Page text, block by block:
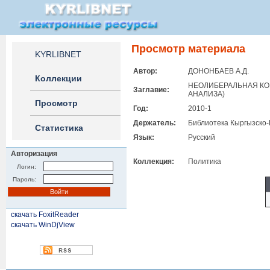
KYRLIBNET
Коллекции
Просмотр
Статистика
Авторизация
Логин:
Пароль:
скачать FoxitReader
скачать WinDjView
Просмотр материала
Автор: ДОНОНБАЕВ А.Д.
Заглавие:
НЕОЛИБЕРАЛЬНАЯ
АНАЛИЗА)
Год:
2010-1
Держатель:
Библиотека
Язык:
Русский
Коллекция: Политика